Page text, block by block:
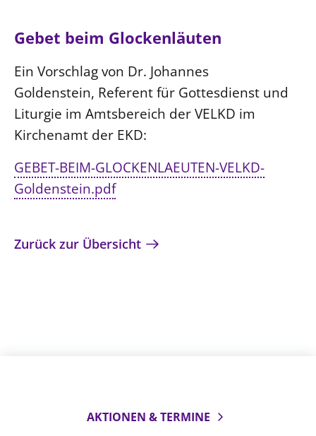
Gebet beim Glockenläuten
Ein Vorschlag von Dr. Johannes
Goldenstein, Referent für Gottesdienst und
Liturgie im Amtsbereich der VELKD im
Kirchenamt der EKD:
GEBET-BEIM-GLOCKENLAEUTEN-VELKD-
Goldenstein.pdf
Zurück zur Übersicht
AKTIONEN & TERMINE